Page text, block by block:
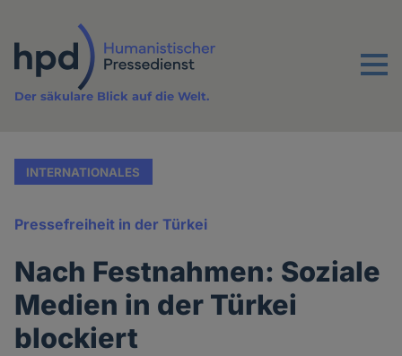
Inhalt
Menu
Der säkulare Blick auf die Welt.
INTERNATIONALES
Pressefreiheit in der Türkei
Nach Festnahmen: Soziale
Medien in der Türkei
blockiert